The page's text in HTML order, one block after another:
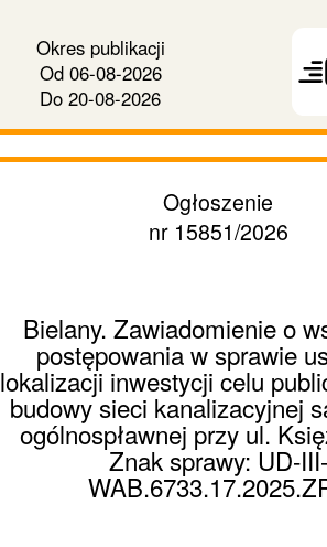
Okres publikacji
Od06-08-2026
Do 20-08-2026
dalej
Ogłoszenie
nr 15851/2026
Bielany. Zawiadomienie o
postępowania w sprawie
lokalizacji inwestycji celu
budowy sieci kanalizacyjnej
ogólnospławnej przy ul.
Znak sprawy: UD-III-